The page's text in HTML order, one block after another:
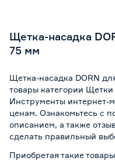
Щетка-насадка
75 мм
Щетка-насадка DORN
товары категории
Инструменты интернет-
ценам. Ознакомьтесь с
описанием, а также
сделать правильный
Приобретая такие